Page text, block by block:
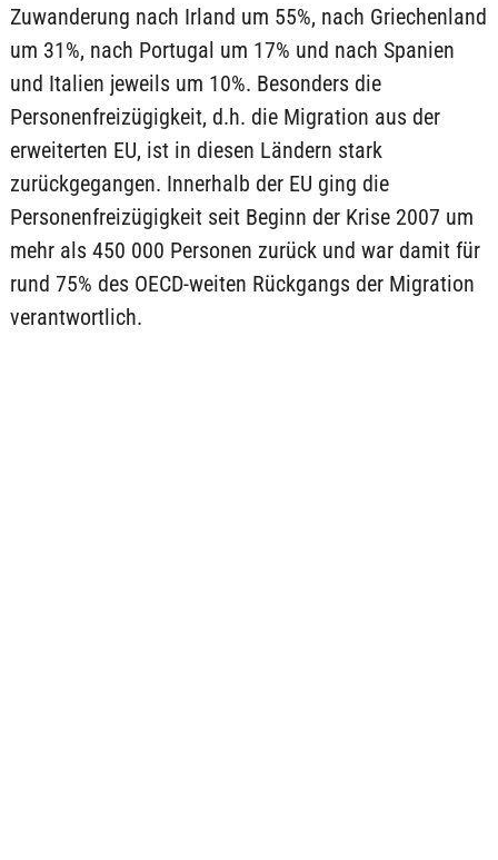
Zuwanderung nach Irland um 55%, nach Griechenland
um 31%, nach Portugal um 17% und nach Spanien
und Italien jeweils um 10%. Besonders die
Personenfreizügigkeit, d.h. die Migration aus der
erweiterten EU, ist in diesen Ländern stark
zurückgegangen. Innerhalb der EU ging die
Personenfreizügigkeit seit Beginn der Krise 2007 um
mehr als 450 000 Personen zurück und war damit für
rund 75% des OECD-weiten Rückgangs der Migration
verantwortlich.